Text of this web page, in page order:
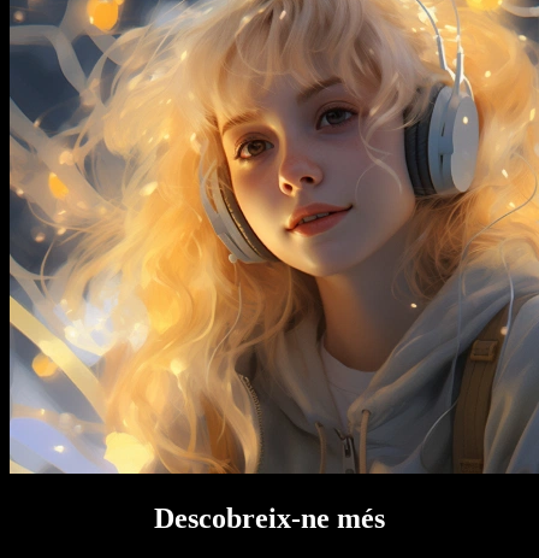
Descobreix-ne més